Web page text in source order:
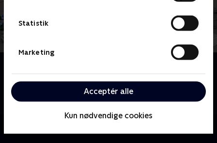
Statistik
Marketing
Acceptér alle
Kun nødvendige cookies
Stockholmske skærgård. Spørgsmålet er, hvordan
det skal gå med tre generationer under samme tag?